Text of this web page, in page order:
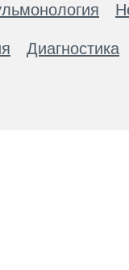
Диагностика